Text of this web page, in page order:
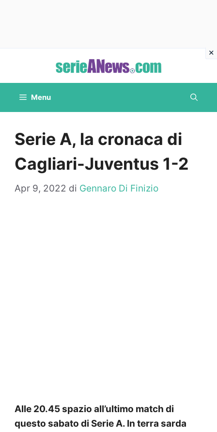
contenuto
Menu
Serie A, la cronaca di
Cagliari-Juventus 1-2
Apr 9, 2022 di Gennaro Di Finizio
Alle 20.45 spazio all’ultimo match di
questo sabato di Serie A. In terra sarda